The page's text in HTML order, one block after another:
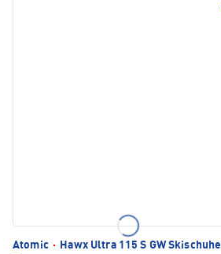
Atomic ·
Hawx Ultra 115 S GW Skischuhe